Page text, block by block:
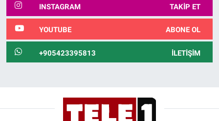
INSTAGRAM TAKIP ET
YOUTUBE ABONE OL
+905423395813 İLETIŞIM